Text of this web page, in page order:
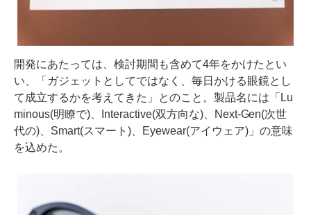
開発にあたっては、検討期間も含めて4年をかけたとい
い、「ガジェットとしてではなく、毎日かける眼鏡とし
て成立するかを考えてきた」とのこと。製品名には「Lu
minous(明瞭で)、Interactive(双方向な)、Next-Gen(次世
代の)、Smart(スマート)、Eyewear(アイウェア)」の意味
を込めた。